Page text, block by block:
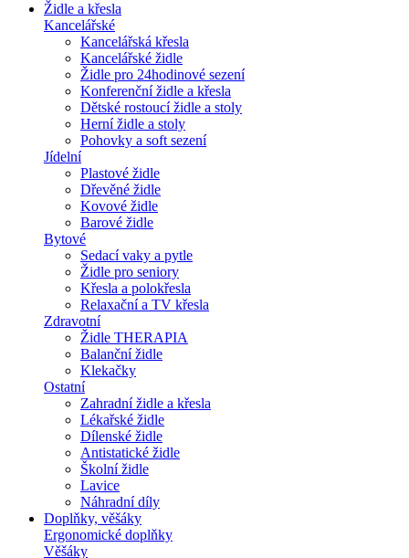
Židle a křesla
Kancelářské
Kancelářská křesla
Kancelářské židle
Židle pro 24hodinové sezení
Konferenční židle a křesla
Dětské rostoucí židle a stoly
Herní židle a stoly
Pohovky a soft sezení
Jídelní
Plastové židle
Dřevěné židle
Kovové židle
Barové židle
Bytové
Sedací vaky a pytle
Židle pro seniory
Křesla a polokřesla
Relaxační a TV křesla
Zdravotní
Židle THERAPIA
Balanční židle
Klekačky
Ostatní
Zahradní židle a křesla
Lékařské židle
Dílenské židle
Antistatické židle
Školní židle
Lavice
Náhradní díly
Doplňky, věšáky
Ergonomické doplňky
Věšáky